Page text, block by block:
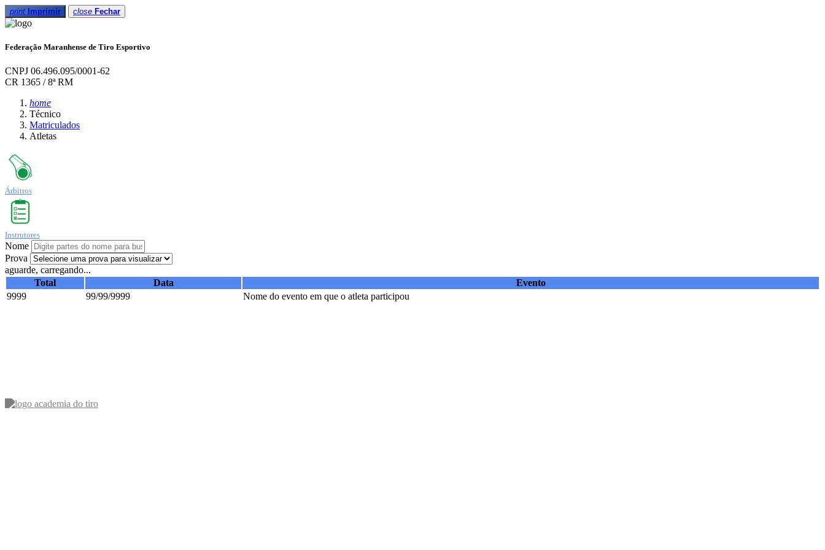
print Imprimir close Fechar
Federação Maranhense de Tiro Esportivo
CNPJ 06.496.095/0001-62
CR 1365 / 8ª RM
home
Técnico
Matriculados
Atletas
Árbitros
Instrutores
Nome
Prova
aguarde, carregando...
Total
Data
Evento
9999
99/99/9999 Nome do evento em que o atleta participou